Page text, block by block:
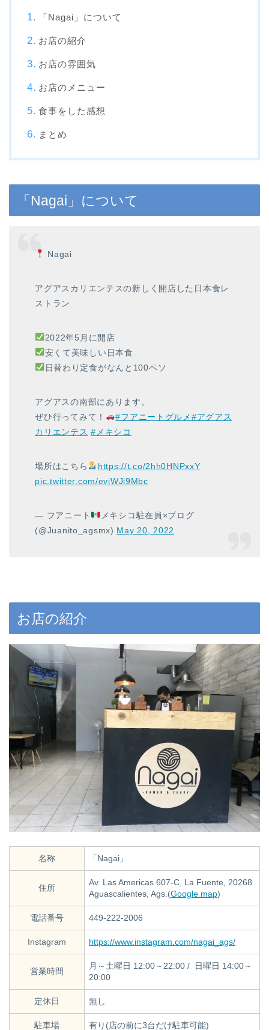
「Nagai」について
お店の紹介
お店の雰囲気
お店のメニュー
食事をした感想
まとめ
「Nagai」について
Nagai
アグアスカリエンテスの新しく開店した日本食レ
ストラン
2022年5月に開店
安くて美味しい日本食
日替わり定食がなんと100ペソ
アグアスの南部にあります。
ぜひ行ってみて！
#フアニートグルメ#アグアス
カリエンテス #メキシコ
場所はこちら
https://t.co/2hh0HNPxxY
pic.twitter.com/eviWJi9Mbc
— フアニート
メキシコ駐在員×ブログ
(@Juanito_agsmx) May 20, 2022
お店の紹介
名称 「Nagai」
住所
Av. Las Americas 607-C, La Fuente, 20268
Aguascalientes, Ags.(Google map)
電話番号 449-222-2006
Instagram https://www.instagram.com/nagai_ags/
営業時間
月～土曜日 12:00～22:00 / 日曜日 14:00～
20:00
定休日 無し
駐車場 有り(店の前に3台だけ駐車可能)